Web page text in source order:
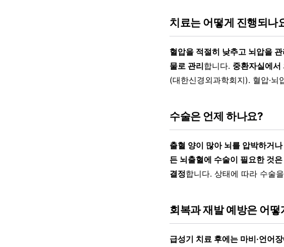
치료는 어떻게 진행되나
혈압을 적절히 낮추고 뇌압을
물로 관리합니다. 중환자실에서
(대한신경외과학회지). 혈압·뇌
수술은 언제 하나요?
출혈 양이 많아 뇌를 압박하거
든 뇌출혈에 수술이 필요한 것
결정합니다. 상태에 따라 수술
회복과 재발 예방은 어떻
급성기 치료 후에는 마비·언어